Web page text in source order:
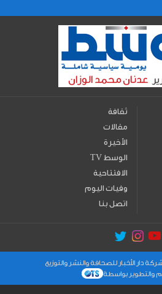
ثقافة
مقالات
الأخيرة
TV الوسط
الافتتاحية
وفيات اليوم
اتصل بنا
دار الأخبار للصحافة والنشر والتوزيع
والتطوير بواسطة